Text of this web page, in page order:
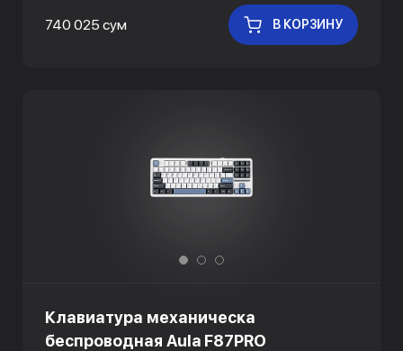
740 025 сум В КОРЗИНУ
Клавиатура механическа
беспроводная Aula F87PRO